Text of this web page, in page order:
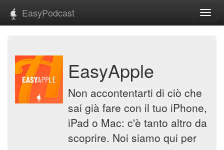
EasyPodcast
EasyApple
Non accontentarti di ciò che
sai già fare con il tuo iPhone,
iPad o Mac: c'è tanto altro da
scoprire. Noi siamo qui per